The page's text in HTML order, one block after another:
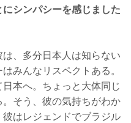
シンパシーを感じました
、多分日本人は知らない
みんなリスペクトある。
本へ。ちょっと大体同じ
そう、彼の気持ちがわか
はレジェンドでブラジル